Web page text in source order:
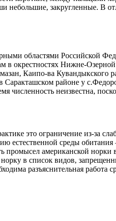
не­большие, закругленные. В
областями Российской
в окрестнос­тях Нижне-
Каипо-ва
Саракташском районе у
численность не­известна,
это ограниче­ние из-за
естественной среды
промысел американской норки
в список видов,
разъяснительная ра­бота